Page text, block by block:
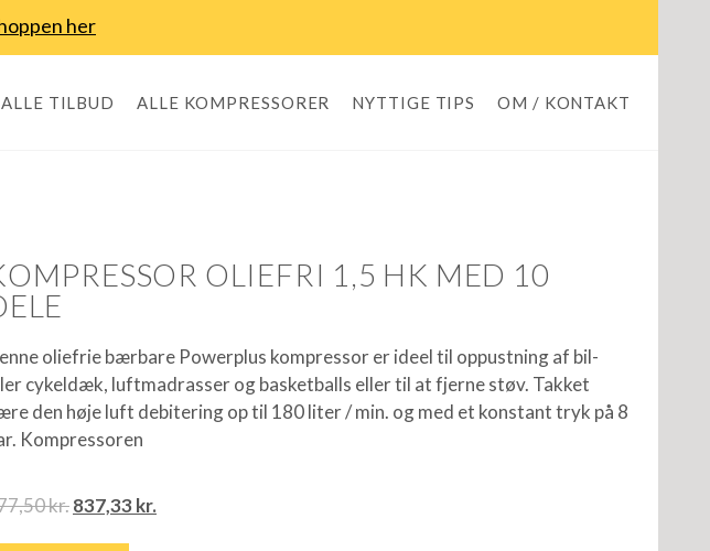
her
ALLE TILBUD ALLE KOMPRESSORER NYTTIGE TIPS OM / KONTAKT
OLIEFRI 1,5 HK MED 10
oliefrie bærbare Powerplus kompressor er ideel til oppustning af bil-
cykeldæk, luftmadrasser og basketballs eller til at fjerne støv. Takket
den høje luft debitering op til 180 liter / min. og med et konstant tryk på 8
Kompressoren
kr.837,33 kr.